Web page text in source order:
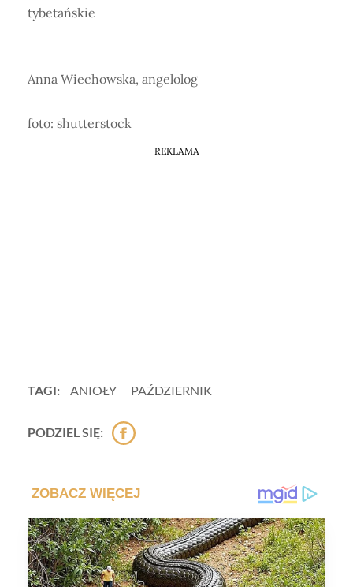
tybetańskie
Anna Wiechowska, angelolog
foto: shutterstock
REKLAMA
TAGI: ANIOŁY PAŹDZIERNIK
PODZIEL SIĘ: